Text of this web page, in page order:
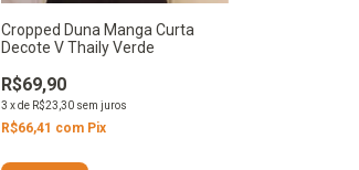
Cropped Duna Manga Curta
Decote V Thaily Verde
R$69,90
3 xde R$23,30 sem juros
R$66,41 com Pix